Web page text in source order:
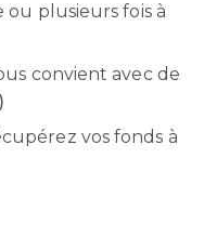
plusieurs fois à
convient avec de
vos fonds à